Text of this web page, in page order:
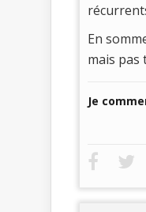
En
mais pas
Je